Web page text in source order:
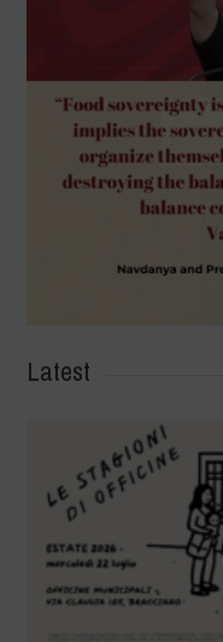
Latest